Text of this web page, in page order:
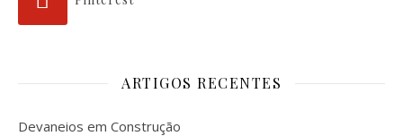
ARTIGOS RECENTES
Devaneios em Construção